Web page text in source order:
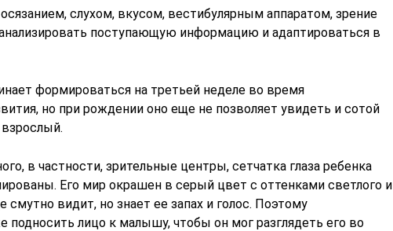
слухом, вкусом, вестибулярным аппаратом, зрение
анализировать поступающую информацию и адаптироваться в
формироваться на третьей неделе во время
но при рождении оно еще не позволяет увидеть и сотой
в частности, зрительные центры, сетчатка глаза ребенка
Его мир окрашен в серый цвет с оттенками светлого и
видит, но знает ее запах и голос. Поэтому
подносить лицо к малышу, чтобы он мог разглядеть его во